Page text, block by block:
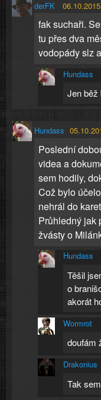
derFK
fak suchaři.
tu přes dva
vodopády slz
Hundass
Jen běž
Hundass
Poslední
videa a
sem hodily,
Což bylo
nehrál do
Průhledný jak
žvásty o
Hundass
Těšil
o
akorát
Wormrot
doufám
Drakonius
Tak